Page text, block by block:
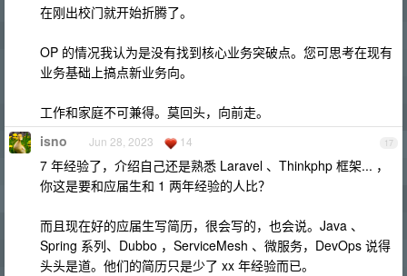
在刚出校门就开始折腾了。
OP 的情况我认为是没有找到核心业务突破点。您可思考在现有
业务基础上搞点新业务向。
工作和家庭不可兼得。莫回头，向前走。
17
isno Jun 28, 2023 14
7 年经验了，介绍自己还是熟悉 Laravel 、Thinkphp 框架... ，
你这是要和应届生和 1 两年经验的人比？
而且现在好的应届生写简历，很会写的，也会说。Java 、
Spring 系列、Dubbo ，ServiceMesh 、微服务，DevOps 说得
头头是道。他们的简历只是少了 xx 年经验而已。